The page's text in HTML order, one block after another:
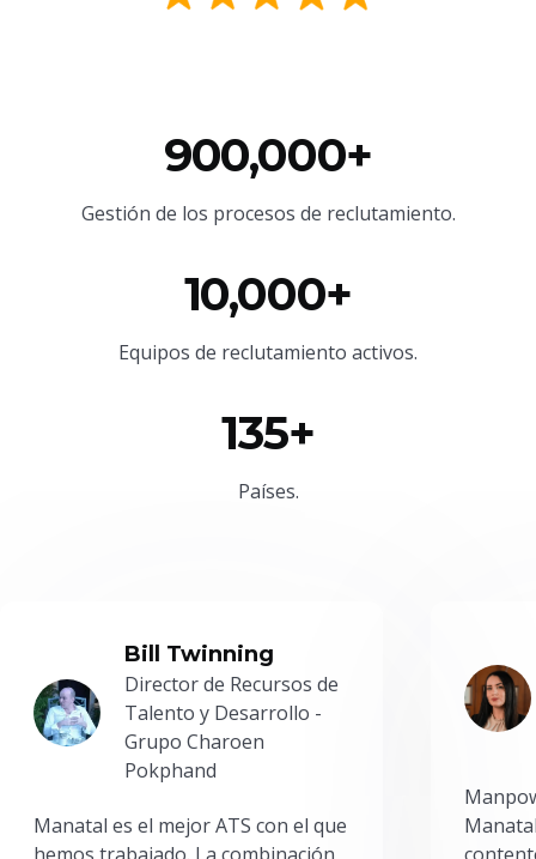
900,000+
Gestión de los procesos de reclutamiento.
10,000+
Equipos de reclutamiento activos.
135+
Países.
Bill Twinning
Director de Recursos de
Talento y Desarrollo -
Grupo Charoen
Pokphand
Manatal es el mejor ATS con el que